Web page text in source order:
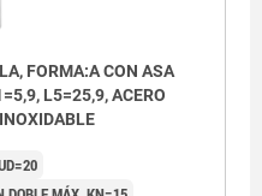
FORMA:A CON ASA
L5=25,9, ACERO